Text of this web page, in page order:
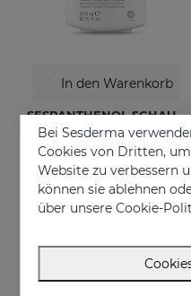
In den Warenkorb
SESPANTHENOL SCHAUMCREME OHNE SEIFE 300 ML
Facial and body cleanser for sensitive skin that has suffered aggressions.
€ 22,95
Bei Sesderma
Cookies von Dritten,
Website zu verbessern
können sie ablehnen
über unsere Cookie-